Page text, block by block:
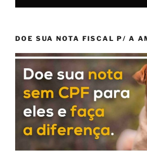
DOE SUA NOTA FISCAL P/ A